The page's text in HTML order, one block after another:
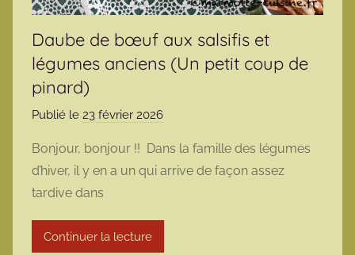
Daube de bœuf aux salsifis et
légumes anciens (Un petit coup de
pinard)
Publié le 23 février 2026
r
m
r
Bonjour, bonjour !! Dans la famille des légumes
d’hiver, il y en a un qui arrive de façon assez
tardive dans
Continuer la lecture